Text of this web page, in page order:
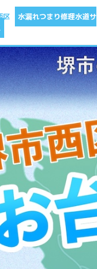
区
水漏れつまり修理水道サ